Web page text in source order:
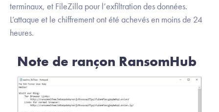
terminaux, et FileZilla pour l’exfiltration des données.
L’attaque et le chiffrement ont été achevés en moins de 24
heures.
Note de rançon RansomHub